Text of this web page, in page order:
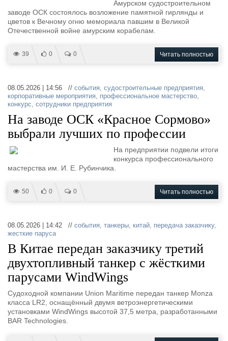
Амурском судостроительном
заводе ОСК состоялось возложение памятной гирлянды и
цветов к Вечному огню мемориала павшим в Великой
Отечественной войне амурским корабелам.
39 0 0 Читать полностью
08.05.2026 | 14:56 // события, судостроительные предприятия,
корпоративные мероприятия, профессиональное мастерство,
конкурс, сотрудники предприятия
На заводе ОСК «Красное Сормово»
выбрали лучших по профессии
На предприятии подвели итоги
конкурса профессионального
мастерства им. И. Е. Рубинчика.
50 0 0 Читать полностью
08.05.2026 | 14:42 // события, танкеры, китай, передача заказчику,
жесткие паруса
В Китае передан заказчику третий
двухтопливный танкер с жёсткими
парусами WindWings
Судоходной компании Union Maritime передан танкер Monza
класса LR2, оснащённый двумя ветроэнергетическими
установками WindWings высотой 37,5 метра, разработанными
BAR Technologies.